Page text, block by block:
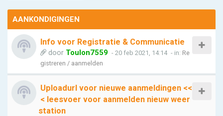
AANKONDIGINGEN
Info voor Registratie & Communicatie
door Toulon7559 - 20 feb 2021, 14:14 - in: Re
gistreren / aanmelden
Uploadurl voor nieuwe aanmeldingen <<
< leesvoer voor aanmelden nieuw weer
station